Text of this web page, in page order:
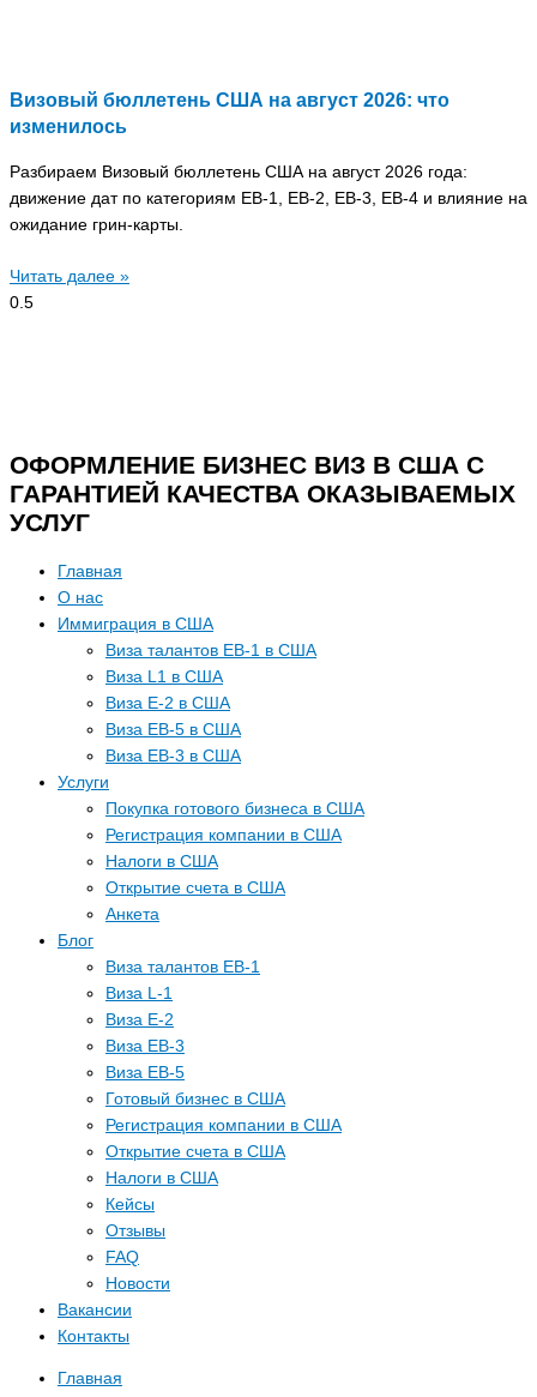
Визовый бюллетень США на август 2026: что
изменилось
Разбираем Визовый бюллетень США на август 2026 года:
движение дат по категориям EB-1, EB-2, EB-3, EB-4 и влияние на
ожидание грин-карты.
Читать далее »
ОФОРМЛЕНИЕ БИЗНЕС ВИЗ В США С
ГАРАНТИЕЙ КАЧЕСТВА ОКАЗЫВАЕМЫХ
УСЛУГ
Главная
О нас
Иммиграция в США
Виза талантов EB-1 в США
Виза L1 в США
Виза E-2 в США
Виза EB-5 в США
Виза EB-3 в США
Услуги
Покупка готового бизнеса в США
Регистрация компании в США
Налоги в США
Открытие счета в США
Анкета
Блог
Виза талантов EB-1
Виза L-1
Виза E-2
Виза EB-3
Виза EB-5
Готовый бизнес в США
Регистрация компании в США
Открытие счета в США
Налоги в США
Кейсы
Отзывы
FAQ
Новости
Вакансии
Контакты
Главная